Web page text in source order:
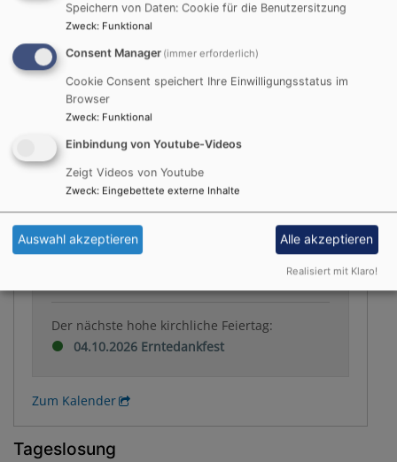
31
Liturgischer Kalender
Nächster Feiertag:
Israelsonntag „Kirche und Israel“
Wochenspruch:
Wochenpsalm:
Der nächste hohe kirchliche Feiertag:
04.10.2026 Erntedankfest
Zum Kalender
Tageslosung
Speichern von Daten: Cookie für die Benutzersitzung
Zweck: Funktional
Consent Manager (immer erforderlich)
Cookie Consent speichert Ihre Einwilligungsstatus im
Browser
Zweck: Funktional
Einbindung von Youtube-Videos
Zeigt Videos von Youtube
Zweck: Eingebettete externe Inhalte
Auswahl akzeptieren Alle akzeptieren
Realisiert mit Klaro!